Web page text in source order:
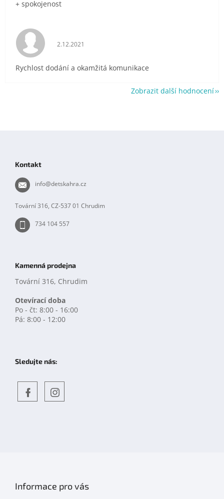
+ spokojenost
Hodnocení obchodu je 5 z 5 hvězdiček.
2.12.2021
Rychlost dodání a okamžitá komunikace
Zobrazit další hodnocení
Kontakt
info@detskahra.cz
Tovární 316, CZ-537 01 Chrudim
734 104 557
Kamenná prodejna
Tovární 316, Chrudim
Otevírací doba
Po - čt: 8:00 - 16:00
Pá: 8:00 - 12:00
Sledujte nás:
Informace pro vás